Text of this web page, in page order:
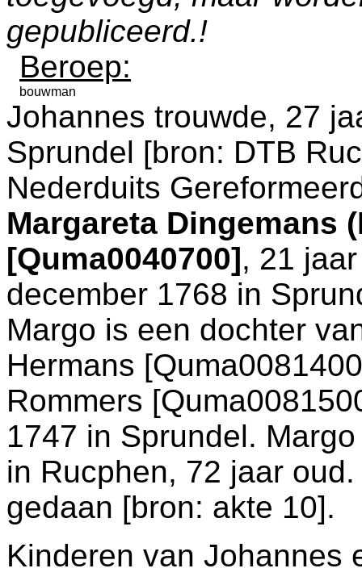
gepubliceerd.!
Beroep:
bouwman
Johannes trouwde, 27
Sprundel [bron: DTB
Nederduits
Margareta Dingemans
[Quma0040700], 21
december 1768 in
Margo is een dochter
Hermans
Rommers
1747 in Sprundel.
in Rucphen, 72 jaar
gedaan [bron: akte 10].
Kinderen van Johannes